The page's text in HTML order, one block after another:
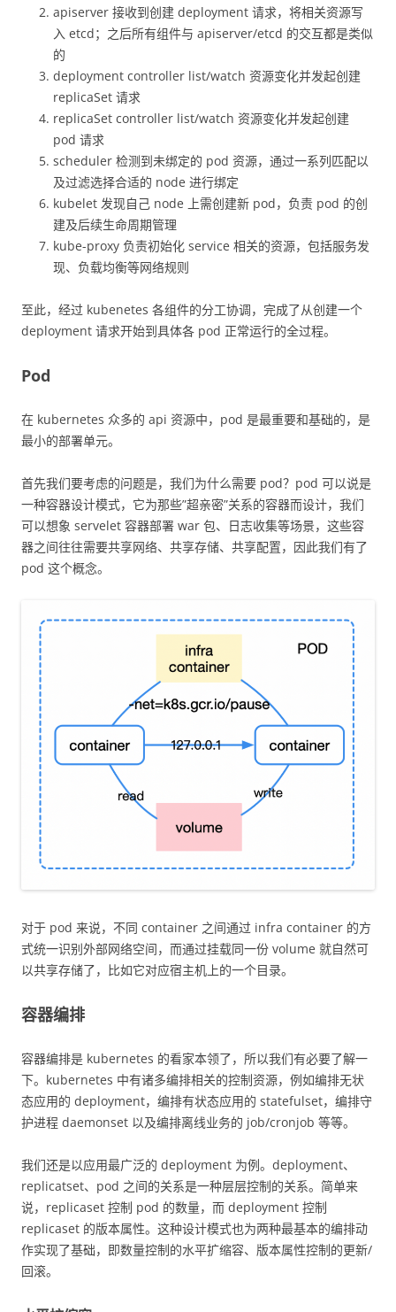
apiserver 接收到创建 deployment 请求，将相关资源写
入 etcd；之后所有组件与 apiserver/etcd 的交互都是类似
的
deployment controller list/watch 资源变化并发起创建
replicaSet 请求
replicaSet controller list/watch 资源变化并发起创建
pod 请求
scheduler 检测到未绑定的 pod 资源，通过一系列匹配以
及过滤选择合适的 node 进行绑定
kubelet 发现自己 node 上需创建新 pod，负责 pod 的创
建及后续生命周期管理
kube-proxy 负责初始化 service 相关的资源，包括服务发
现、负载均衡等网络规则
至此，经过 kubenetes 各组件的分工协调，完成了从创建一个
deployment 请求开始到具体各 pod 正常运行的全过程。
Pod
在 kubernetes 众多的 api 资源中，pod 是最重要和基础的，是
最小的部署单元。
首先我们要考虑的问题是，我们为什么需要 pod？pod 可以说是
一种容器设计模式，它为那些”超亲密”关系的容器而设计，我们
可以想象 servelet 容器部署 war 包、日志收集等场景，这些容
器之间往往需要共享网络、共享存储、共享配置，因此我们有了
pod 这个概念。
对于 pod 来说，不同 container 之间通过 infra container 的方
式统一识别外部网络空间，而通过挂载同一份 volume 就自然可
以共享存储了，比如它对应宿主机上的一个目录。
容器编排
容器编排是 kubernetes 的看家本领了，所以我们有必要了解一
下。kubernetes 中有诸多编排相关的控制资源，例如编排无状
态应用的 deployment，编排有状态应用的 statefulset，编排守
护进程 daemonset 以及编排离线业务的 job/cronjob 等等。
我们还是以应用最广泛的 deployment 为例。deployment、
replicatset、pod 之间的关系是一种层层控制的关系。简单来
说，replicaset 控制 pod 的数量，而 deployment 控制
replicaset 的版本属性。这种设计模式也为两种最基本的编排动
作实现了基础，即数量控制的水平扩缩容、版本属性控制的更新/
回滚。